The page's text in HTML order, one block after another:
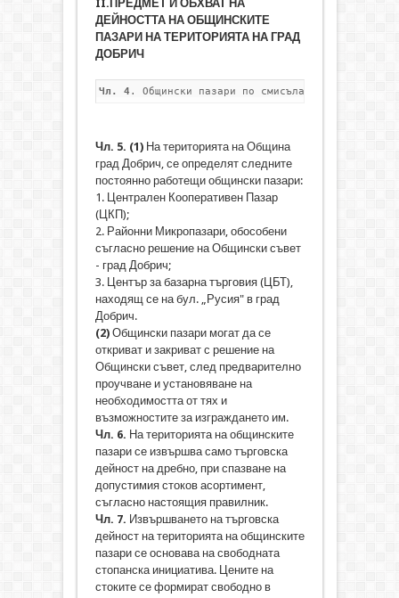
II. ПРЕДМЕТ И ОБХВАТ НА
ДЕЙНОСТТА НА ОБЩИНСКИТЕ
ПАЗАРИ НА ТЕРИТОРИЯТА НА ГРАД
ДОБРИЧ
Чл. 4 . Общински пазари по смисъла на настоящия
Чл. 5. (1) На територията на Община
град Добрич, се определят следните
постоянно работещи общински пазари:
1. Централен Кооперативен Пазар
(ЦКП);
2. Районни Микропазари, обособени
съгласно решение на Общински съвет
- град Добрич;
3. Център за базарна търговия (ЦБТ),
находящ се на бул. „Русия" в град
Добрич.
(2) Общински пазари могат да се
откриват и закриват с решение на
Общински съвет, след предварително
проучване и установяване на
необходимостта от тях и
възможностите за изграждането им.
Чл. 6. На територията на общинските
пазари се извършва само търговска
дейност на дребно, при спазване на
допустимия стоков асортимент,
съгласно настоящия правилник.
Чл. 7. Извършването на търговска
дейност на територията на общинските
пазари се основава на свободната
стопанска инициатива. Цените на
стоките се формират свободно в